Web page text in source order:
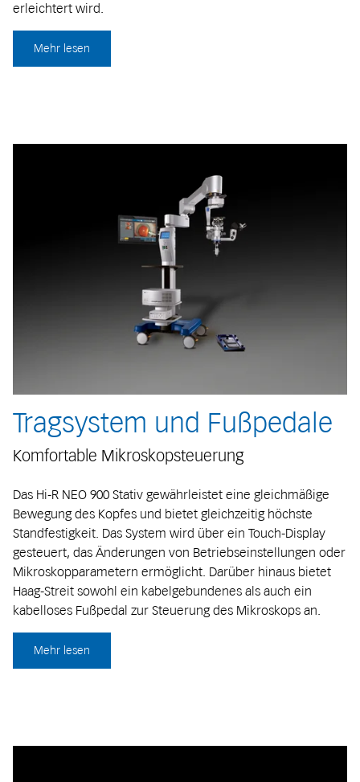
erleichtert wird.
Mehr lesen
Tragsystem und Fußpedale
Komfortable Mikroskopsteuerung
Das Hi-R NEO 900 Stativ gewährleistet eine gleichmäßige
Bewegung des Kopfes und bietet gleichzeitig höchste
Standfestigkeit. Das System wird über ein Touch-Display
gesteuert, das Änderungen von Betriebseinstellungen oder
Mikroskopparametern ermöglicht. Darüber hinaus bietet
Haag-Streit sowohl ein kabelgebundenes als auch ein
kabelloses Fußpedal zur Steuerung des Mikroskops an.
Mehr lesen